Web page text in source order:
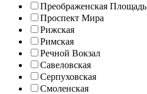
Преображенская Площадь
Проспект Мира
Рижская
Римская
Речной Вокзал
Савеловская
Серпуховская
Смоленская